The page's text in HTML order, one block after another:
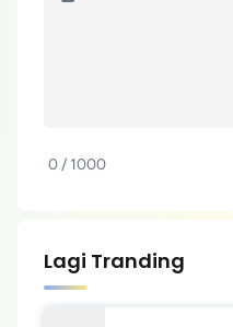
0 / 1000
Lagi Tranding